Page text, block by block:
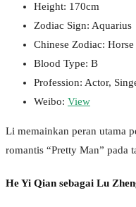
Height: 170cm
Zodiac Sign: Aquarius
Chinese Zodiac: Horse
Blood Type: B
Profession: Actor,
Weibo: View
Li memainkan peran utama
romantis “Pretty Man” pada
He Yi Qian sebagai Lu